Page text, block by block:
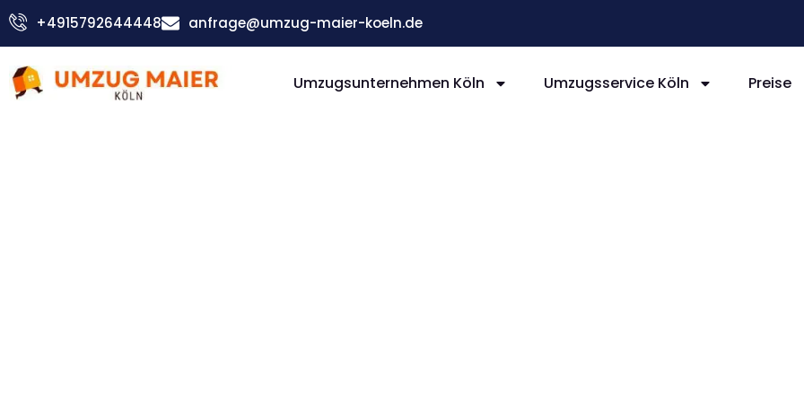
Zum
Inhalt
+4915792644448 anfrage@umzug-maier-koeln.de
Umzugsunternehmen Köln Umzugsservice Köln Preise